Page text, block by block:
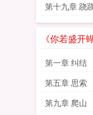
第十九章 跷
《你若盛
第一章 纠结
第五章 思索
第九章 爬山